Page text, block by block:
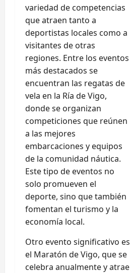
variedad de competencias
que atraen tanto a
deportistas locales como a
visitantes de otras
regiones. Entre los eventos
más destacados se
encuentran las regatas de
vela en la Ría de Vigo,
donde se organizan
competiciones que reúnen
a las mejores
embarcaciones y equipos
de la comunidad náutica.
Este tipo de eventos no
solo promueven el
deporte, sino que también
fomentan el turismo y la
economía local.
Otro evento significativo es
el Maratón de Vigo, que se
celebra anualmente y atrae